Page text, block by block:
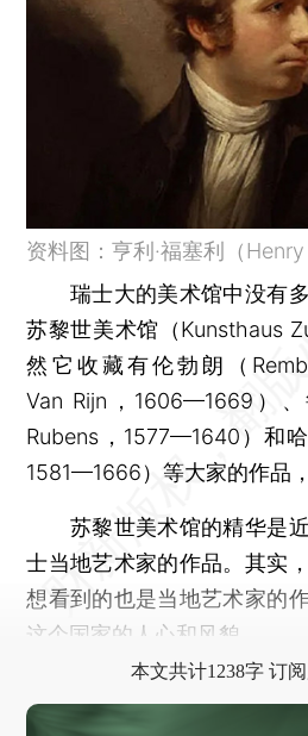
资料图：亨利·福塞利（Henry
瑞士大的美术馆中没有多
苏黎世美术馆（Kunsthaus
然它收藏有伦勃朗（
Van Rijn，1606—1669）
Rubens，1577—1640）和
1581—1666）等大家的作品
苏黎世美术馆的精华是近
士当地艺术家的作品。其实
想看到的也是当地艺术家的
这个国家的人心和风貌。
本文共计1238字 订